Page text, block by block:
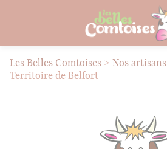
Les Belles Comtoises > Nos artisans
Territoire de Belfort